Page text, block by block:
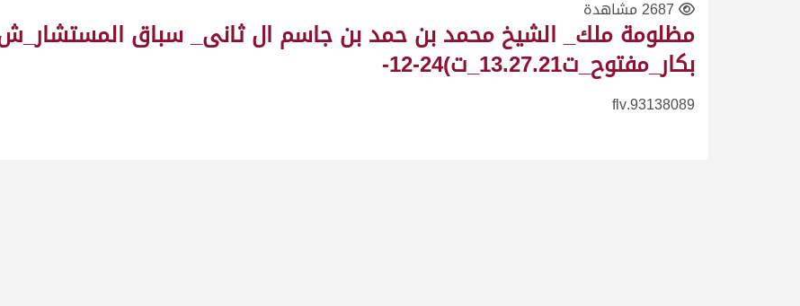
2687 مشاهدة
بكار_مفتوح_ت13.27.21_ت)24-12-
93138089.flv